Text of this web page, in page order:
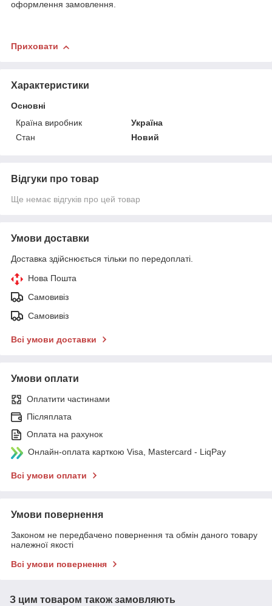
оформлення замовлення.
Приховати
Характеристики
Основні
Країна виробник
Україна
Стан
Новий
Відгуки про товар
Ще немає відгуків про цей товар
Умови доставки
Доставка здійснюється тільки по передоплаті.
Нова Пошта
Самовивіз
Самовивіз
Всі умови доставки
Умови оплати
Оплатити частинами
Післяплата
Оплата на рахунок
Онлайн-оплата карткою Visa, Mastercard - LiqPay
Всі умови оплати
Умови повернення
Законом не передбачено повернення та обмін даного товару
належної якості
Всі умови повернення
З цим товаром також замовляють